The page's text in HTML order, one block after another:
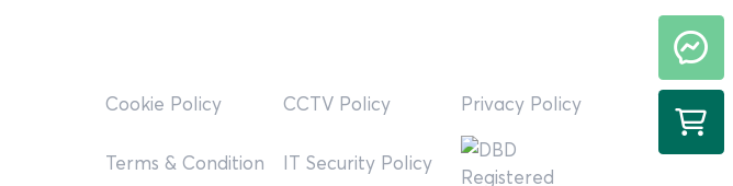
Cookie Policy CCTV Policy Privacy Policy
Terms & Condition IT Security Policy